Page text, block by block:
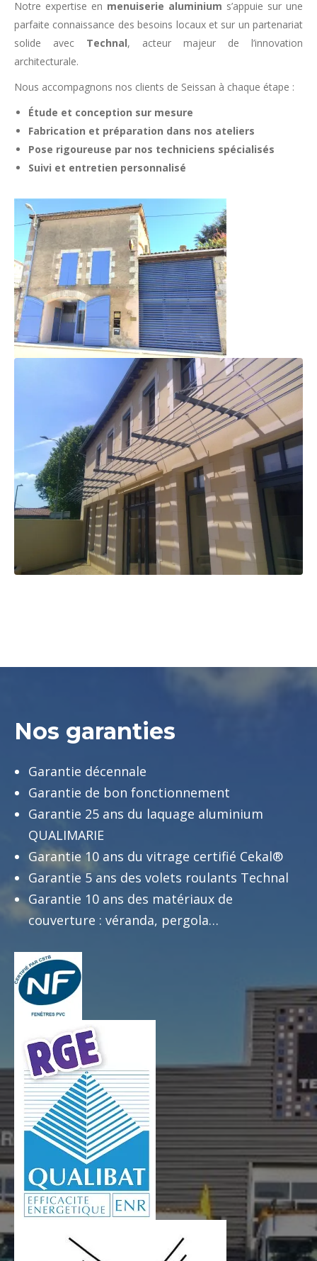
Notre expertise en menuiserie aluminium s’appuie sur une
parfaite connaissance des besoins locaux et sur un partenariat
solide avec Technal, acteur majeur de l’innovation
architecturale.
Nous accompagnons nos clients de Seissan à chaque étape :
Étude et conception sur mesure
Fabrication et préparation dans nos ateliers
Pose rigoureuse par nos techniciens spécialisés
Suivi et entretien personnalisé
Nos garanties
Garantie décennale
Garantie de bon fonctionnement
Garantie 25 ans du laquage aluminium
QUALIMARIE
Garantie 10 ans du vitrage certifié Cekal®
Garantie 5 ans des volets roulants Technal
Garantie 10 ans des matériaux de
couverture : véranda, pergola…